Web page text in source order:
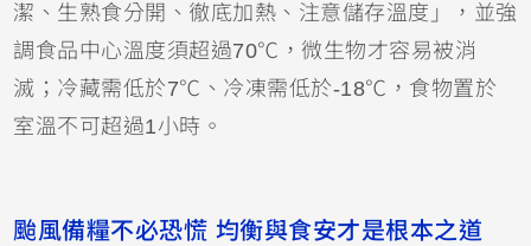
潔、生熟食分開、徹底加熱、注意儲存溫度」，並強
調食品中心溫度須超過70℃，微生物才容易被消
滅；冷藏需低於7℃、冷凍需低於-18℃，食物置於
室溫不可超過1小時。
颱風備糧不必恐慌 均衡與食安才是根本之道